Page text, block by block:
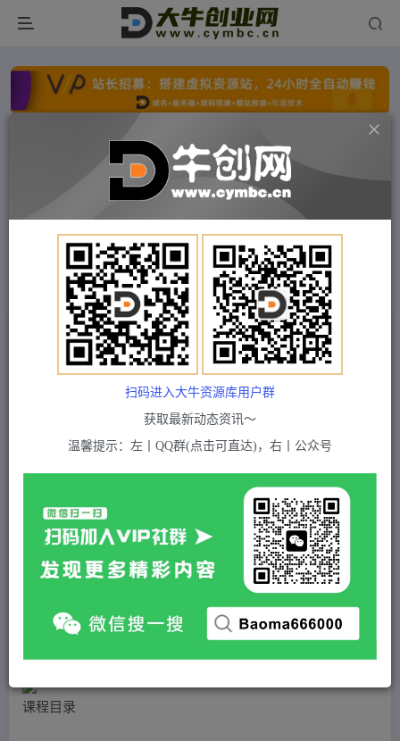
点击开通分站+ 每日收入300+
文字广告火爆招租 文字广告火爆招租
文字广告火爆招租
文字广告火爆招租 文字广告火爆招租
付费项目 中创网 正文
（4833期）2023新版dou投放+运营课：获取更精
准的流量(详细教程+资料)无中创水印
5 积分
黄金会员 2 超级会员(永久VIP) 免费
站长QQ：1970819299
付费资源
课程目录
扫码进入大牛资源库用户群
获取最新动态资讯～
温馨提示：左丨QQ群(点击可直达)，右丨公众号